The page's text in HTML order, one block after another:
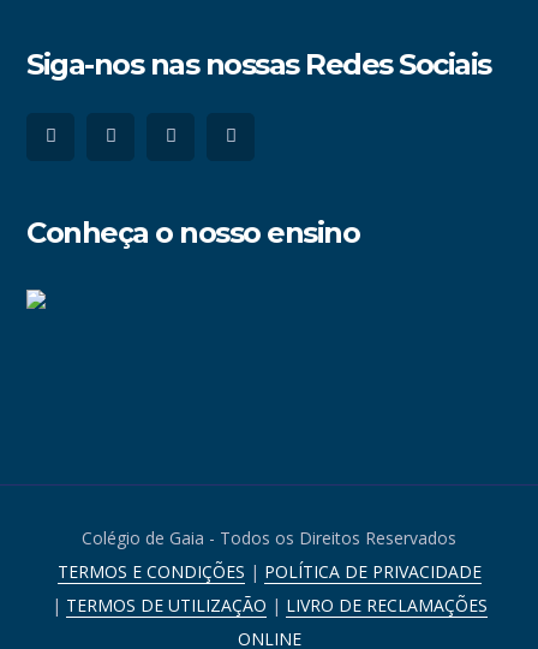
Siga-nos nas nossas Redes Sociais
Conheça o nosso ensino
Colégio de Gaia - Todos os Direitos Reservados
TERMOS E CONDIÇÕES | POLÍTICA DE PRIVACIDADE
| TERMOS DE UTILIZAÇÃO | LIVRO DE RECLAMAÇÕES
ONLINE